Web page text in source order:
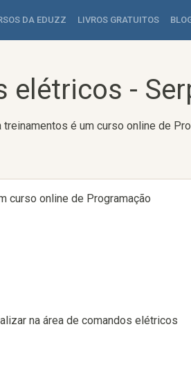
DA EDUZZ LIVROS GRATUITOS
elétricos -
é um curso online de
curso online de Programação
na área de comandos elétricos